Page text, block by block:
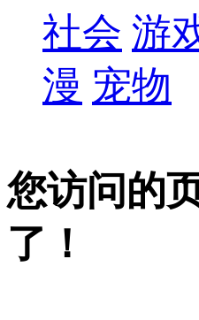
社会 游
漫 宠物
您访问的
了！